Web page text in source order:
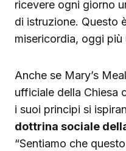
ricevere ogni giorno
di istruzione. Questo
misericordia, oggi più
Anche se Mary’s
ufficiale della Chiesa
i suoi principi si
dottrina sociale
“Sentiamo che